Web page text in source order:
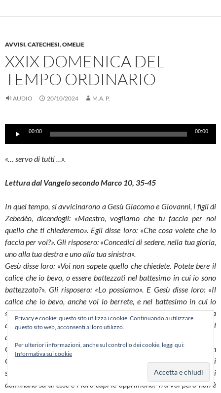
AVVISI,CATECHESI,OMELIE
XXIX DOMENICA DEL
TEMPO ORDINARIO
AUDIO 20/10/2024 M.A. P.
Audio
00:00 00:00
«… servo di tutti …».
Lettura dal Vangelo secondo Marco 10, 35-45
In quel tempo, si avvicinarono a Gesù Giacomo e Giovanni, i figli di
Zebedèo, dicendogli: «Maestro, vogliamo che tu faccia per noi
quello che ti chiederemo». Egli disse loro: «Che cosa volete che io
faccia per voi?». Gli risposero: «Concedici di sedere, nella tua gloria,
uno alla tua destra e uno alla tua sinistra».
Gesù disse loro: «Voi non sapete quello che chiedete. Potete bere il
calice che io bevo, o essere battezzati nel battesimo in cui io sono
battezzato?». Gli risposero: «Lo possiamo». E Gesù disse loro: «Il
calice che io bevo, anche voi lo berrete, e nel battesimo in cui io
sono battezzato anche voi sarete battezzati. Ma sedere alla mia
destra o alla mia sinistra non sta a me concederlo; è per coloro per i
quali è stato preparato».
Gli altri dieci, avendo sentito, cominciarono a indignarsi con
Giacomo e Giovanni. Allora Gesù li chiamò a sé e disse loro: «Voi
sapete che coloro i quali sono considerati i governanti delle nazioni
dominano su di esse e i loro capi le opprimono. Tra voi però non è
Privacy e cookie: questo sito utilizza i cookie. Continuando a utilizzare
questo sito web, acconsenti al loro utilizzo.
Per ulteriori informazioni, anche sul controllo dei cookie, leggi qui:
Informativa sui cookie